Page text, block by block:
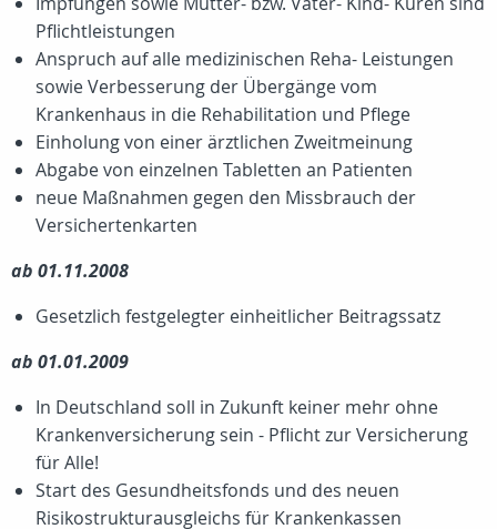
Pflichtleistungen
Anspruch auf alle medizinischen Reha- Leistungen
sowie Verbesserung der Übergänge vom
Krankenhaus in die Rehabilitation und Pflege
Einholung von einer ärztlichen Zweitmeinung
Abgabe von einzelnen Tabletten an Patienten
neue Maßnahmen gegen den Missbrauch der
Versichertenkarten
ab 01.11.2008
Gesetzlich festgelegter einheitlicher Beitragssatz
ab 01.01.2009
In Deutschland soll in Zukunft keiner mehr ohne
Krankenversicherung sein - Pflicht zur Versicherung
für Alle!
Start des Gesundheitsfonds und des neuen
Risikostrukturausgleichs für Krankenkassen